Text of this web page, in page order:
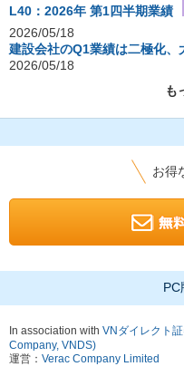
L40：2026年 第1四半期業績
2026/05/18
建設会社のQ1業績は二極化
2026/05/18
も
お得
PC
In association with VNダイレクト
Company, VNDS)
運営： Verac Company Limited